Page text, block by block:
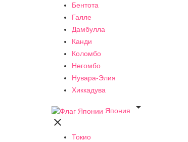
Бентота
Галле
Дамбулла
Канди
Коломбо
Негомбо
Нувара-Элия
Хиккадува
Япония


Токио